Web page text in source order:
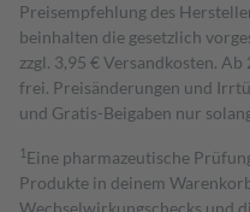
Preisempfehlung des
beinhalten die gesetzlich
zzgl. 3,95 € Versandkosten.
frei. Preisänderungen und
und Gratis-Beigaben nur
1 Eine pharmazeutische
Produkte in deinem
Wechselwirkungschecks und